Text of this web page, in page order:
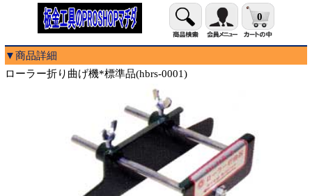
0
▼商品詳細
ローラー折り曲げ機*標準品(hbrs-0001)